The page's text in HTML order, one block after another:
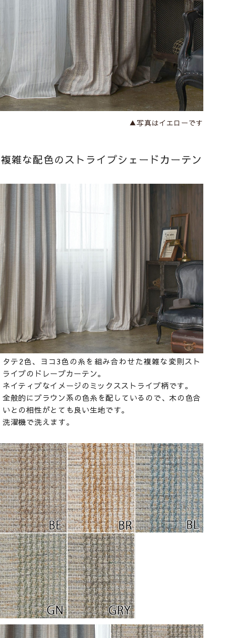
▲写真はイエローです
複雑な配色のストライプシェードカーテン
タテ2色、ヨコ3色の糸を組み合わせた複雑な変則スト
ライプのドレープカーテン。
ネイティブなイメージのミックスストライプ柄です。
全般的にブラウン系の色糸を配しているので、木の色合
いとの相性がとても良い生地です。
洗濯機で洗えます。